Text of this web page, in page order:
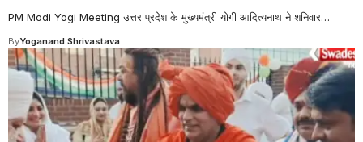
PM Modi Yogi Meeting उत्तर प्रदेश के मुख्यमंत्री योगी आदित्यनाथ ने शनिवार…
ByYoganand Shrivastava